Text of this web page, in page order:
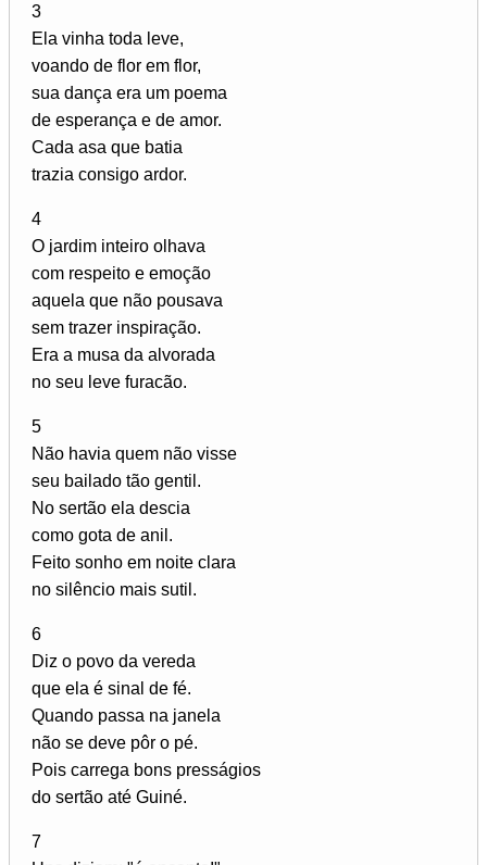
3
Ela vinha toda leve,
voando de flor em flor,
sua dança era um poema
de esperança e de amor.
Cada asa que batia
trazia consigo ardor.
4
O jardim inteiro olhava
com respeito e emoção
aquela que não pousava
sem trazer inspiração.
Era a musa da alvorada
no seu leve furacão.
5
Não havia quem não visse
seu bailado tão gentil.
No sertão ela descia
como gota de anil.
Feito sonho em noite clara
no silêncio mais sutil.
6
Diz o povo da vereda
que ela é sinal de fé.
Quando passa na janela
não se deve pôr o pé.
Pois carrega bons presságios
do sertão até Guiné.
7